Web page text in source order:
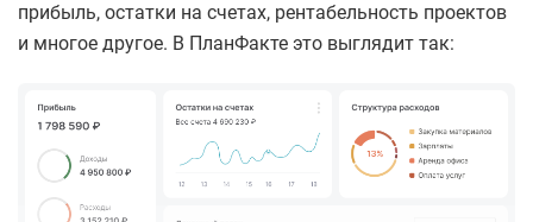
прибыль, остатки на счетах, рентабельность проектов
и многое другое. В ПланФакте это выглядит так: